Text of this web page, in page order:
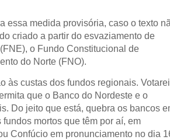
essa medida provisória, caso o texto
criado a partir do esvaziamento de
o Fundo Constitucional de
do Norte (FNO).
às custas dos fundos regionais. Votarei
que o Banco do Nordeste e o
Do jeito que está, quebra os bancos
mortos que têm por aí, em
Confúcio em pronunciamento no dia